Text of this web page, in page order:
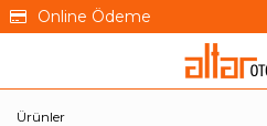
Online Ödeme
Ürünler